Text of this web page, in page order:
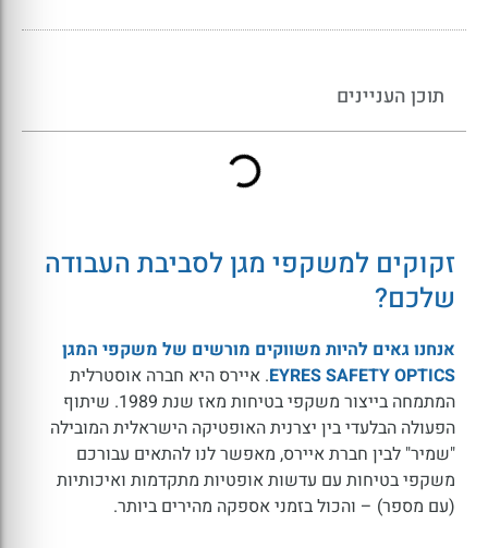
תוכן העניינים
זקוקים למשקפי מגן לסביבת העבודה
שלכם?
אנחנו גאים להיות משווקים מורשים של משקפי המגן
EYRES SAFETY OPTICS. איירס היא חברה אוסטרלית
המתמחה בייצור משקפי בטיחות מאז שנת 1989. שיתוף
הפעולה הבלעדי בין יצרנית האופטיקה הישראלית המובילה
"שמיר" לבין חברת איירס, מאפשר לנו להתאים עבורכם
משקפי בטיחות עם עדשות אופטיות מתקדמות ואיכותיות
(עם מספר) – והכול בזמני אספקה מהירים ביותר.